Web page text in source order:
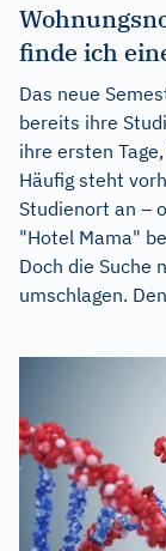
finde ich
Das neue
bereits ihre
ihre ersten
Häufig steht
Studienort an –
"Hotel Mama"
Doch die Suche
umschlagen.